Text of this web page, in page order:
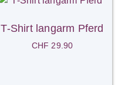
T-Shirt langarm Pferd
CHF 29.90